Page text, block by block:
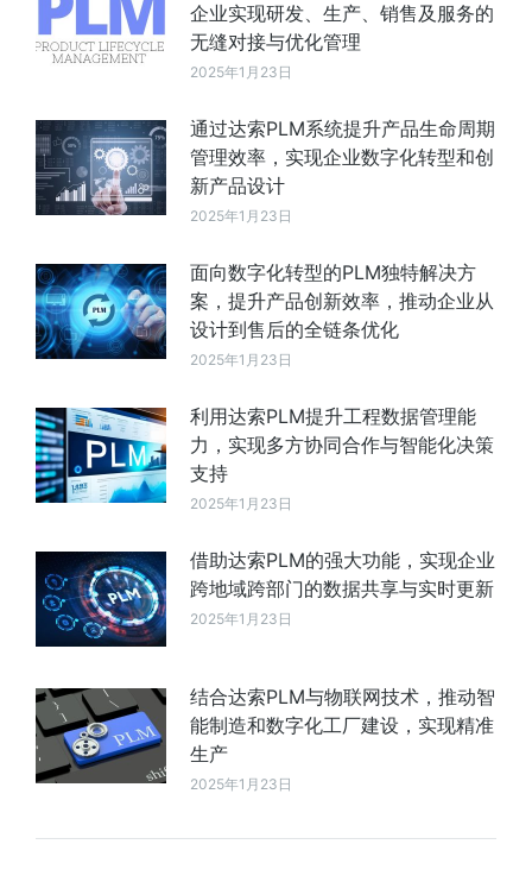
企业实现研发、生产、销售及服务的
无缝对接与优化管理
2025年1月23日
通过达索PLM系统提升产品生命周期
管理效率，实现企业数字化转型和创
新产品设计
2025年1月23日
面向数字化转型的PLM独特解决方
案，提升产品创新效率，推动企业从
设计到售后的全链条优化
2025年1月23日
利用达索PLM提升工程数据管理能
力，实现多方协同合作与智能化决策
支持
2025年1月23日
借助达索PLM的强大功能，实现企业
跨地域跨部门的数据共享与实时更新
2025年1月23日
结合达索PLM与物联网技术，推动智
能制造和数字化工厂建设，实现精准
生产
2025年1月23日